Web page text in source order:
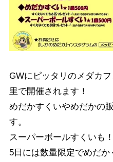
GWにピッタリのメダカ
里で開催されます！
めだかすくいやめだかの
す。
スーパーボールすくいも！
5日には数量限定でめだか